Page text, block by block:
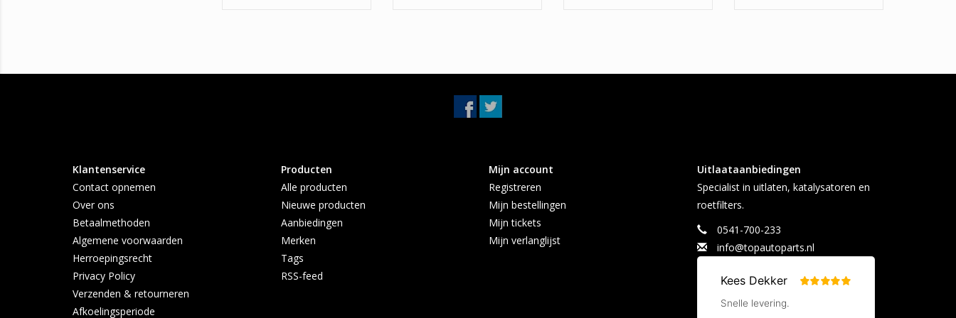
Klantenservice
Contact opnemen
Over ons
Betaalmethoden
Algemene voorwaarden
Herroepingsrecht
Privacy Policy
Verzenden & retourneren
Afkoelingsperiode
Producten
Alle producten
Nieuwe producten
Aanbiedingen
Merken
Tags
RSS-feed
Mijn account
Registreren
Mijn bestellingen
Mijn tickets
Mijn verlanglijst
Uitlaataanbiedingen
Specialist in uitlaten, katalysatoren en
roetfilters.
0541-700-233
info@topautoparts.nl